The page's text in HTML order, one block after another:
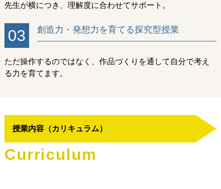
先生が横につき、理解度に合わせてサポート。
03 創造力・発想力を育てる探究型授業
ただ操作するのではなく、作品づくりを通して自分で考え
る力を育てます。
授業内容（カリキュラム）
Curriculum